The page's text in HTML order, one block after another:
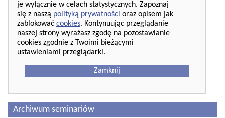
je wyłącznie w celach statystycznych. Zapoznaj
się z naszą polityką prywatności oraz opisem jak
zablokować cookies. Kontynuując przeglądanie
naszej strony wyrażasz zgodę na pozostawianie
cookies zgodnie z Twoimi bieżącymi
ustawieniami przeglądarki.
Zamknij
Archiwum seminariów